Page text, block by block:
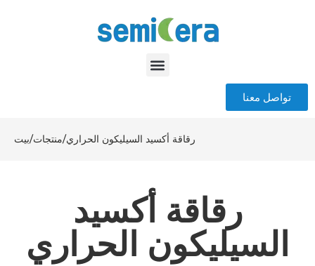
تواصل معنا
بيت/منتجات/رقاقة أكسيد السيليكون الحراري
رقاقة أكسيد
السيليكون الحراري